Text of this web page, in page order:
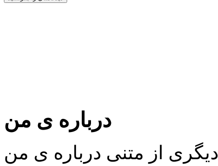
درباره ی من